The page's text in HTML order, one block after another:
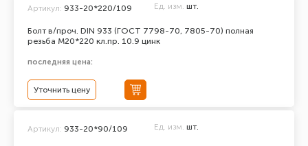
Болт в/проч. DIN 933 (ГОСТ 7798-70, 7805-70) полная
резьба М20*220 кл.пр. 10.9 цинк
Артикул: 933-20*220/109 Ед. изм. шт.
последняя цена:
Уточнить цену
Артикул: 933-20*90/109 Ед. изм. шт.